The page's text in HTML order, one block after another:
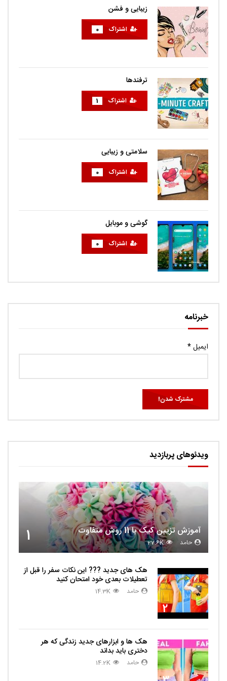
زیبایی و فشن
اشتراک 0
ترفندها
اشتراک 1
سلامتی و زیبایی
اشتراک 0
گوشی و موبایل
اشتراک 0
خبرنامه
ایمیل*
ویدئوهای پربازدید
1 آموزش تزیین کیک با 11 روش متفاوت
حامد 27.6K
2
هک های جدید ??️? این نکات سفر را قبل از
تعطیلات بعدی خود امتحان کنید
حامد 14.3K
هک ها و ابزارهای جدید زندگی که هر
دختری باید بداند
حامد 14.2K